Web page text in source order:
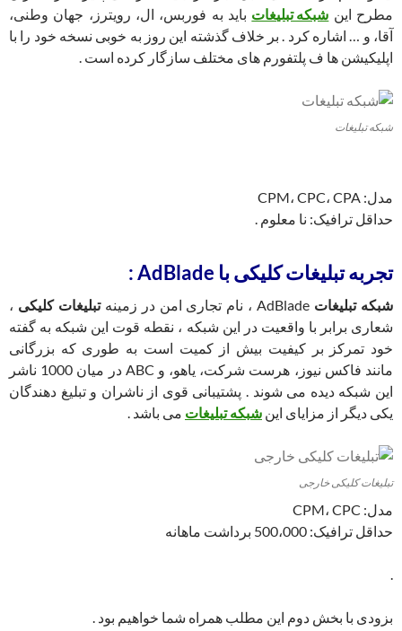
مطرح این شبکه تبلیغات باید به فوربس، ال، رویترز، جهان وطنی،
آقا، و … اشاره کرد . بر خلاف گذشته این روز به خوبی نسخه خود را با
اپلیکیشن ها ف پلتفورم های مختلف سازگار کرده است .
شبکه تبلیغات
مدل: CPM، CPC، CPA
حداقل ترافیک: نا معلوم .
تجربه تبلیغات کلیکی با AdBlade :
شبکه تبلیغات تبلیغات کلیکی ،
شعاری برابر با واقعیت در این شبکه ، نقطه قوت این شبکه به گفته
خود تمرکز بر کیفیت بیش از کمیت است به طوری که بزرگانی
مانند فاکس نیوز، هرست شرکت، یاهو، و ABC در میان 1000 ناشر
این شبکه دیده می شوند . پشتیبانی قوی از ناشران و تبلیغ دهندگان
یکی دیگر از مزایای این شبکه تبلیغات می باشد .
تبلیغات کلیکی خارجی
مدل: CPM، CPC
حداقل ترافیک: 500،000 برداشت ماهانه
.
بزودی با بخش دوم این مطلب همراه شما خواهیم بود .